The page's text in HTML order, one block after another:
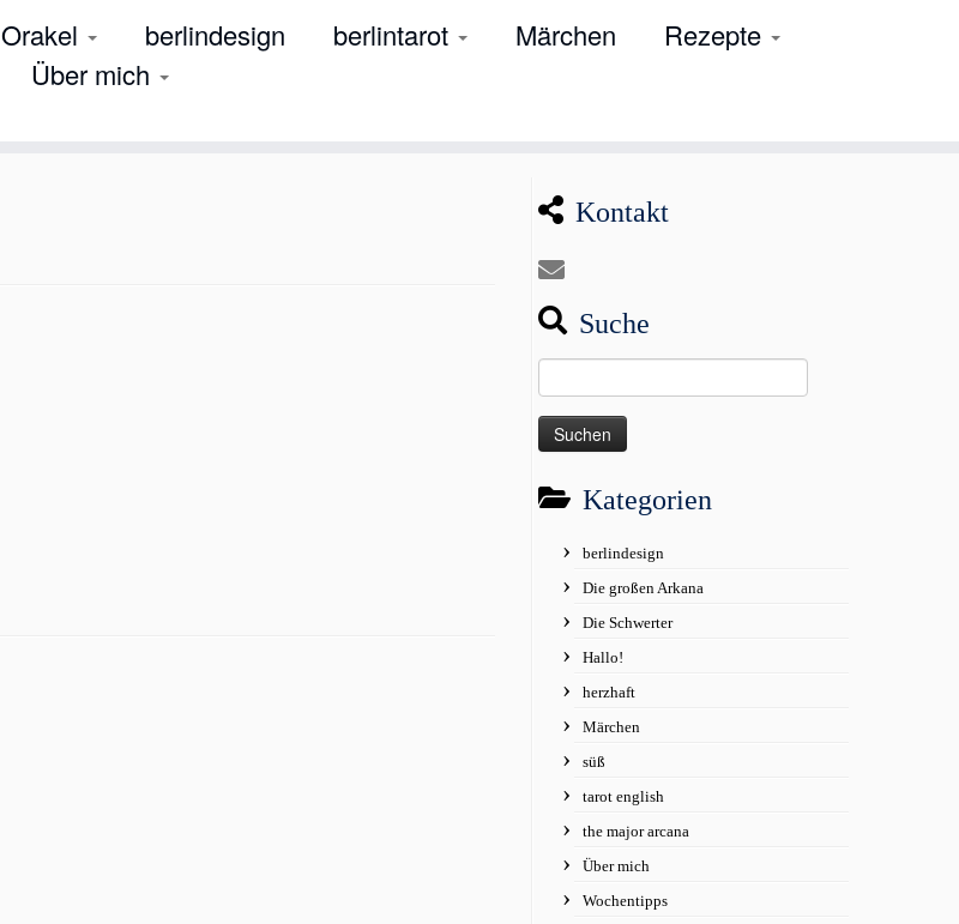
Orakel berlindesign berlintarot Märchen
Rezepte
Über mich
Kontakt
Suche
nach:
Kategorien
berlindesign
Die großen Arkana
Die Schwerter
Hallo!
herzhaft
Märchen
süß
tarot english
the major arcana
Über mich
Wochentipps